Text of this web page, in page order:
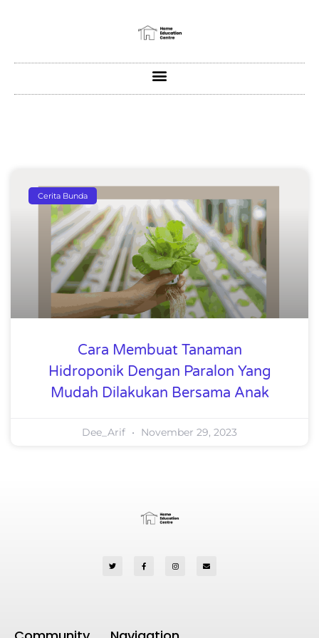
Cerita Bunda
Cara Membuat Tanaman
Hidroponik Dengan Paralon Yang
Mudah Dilakukan Bersama Anak
Dee_Arif November 29, 2023